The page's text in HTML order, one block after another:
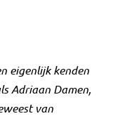
eigenlijk kenden
Adriaan Damen,
van